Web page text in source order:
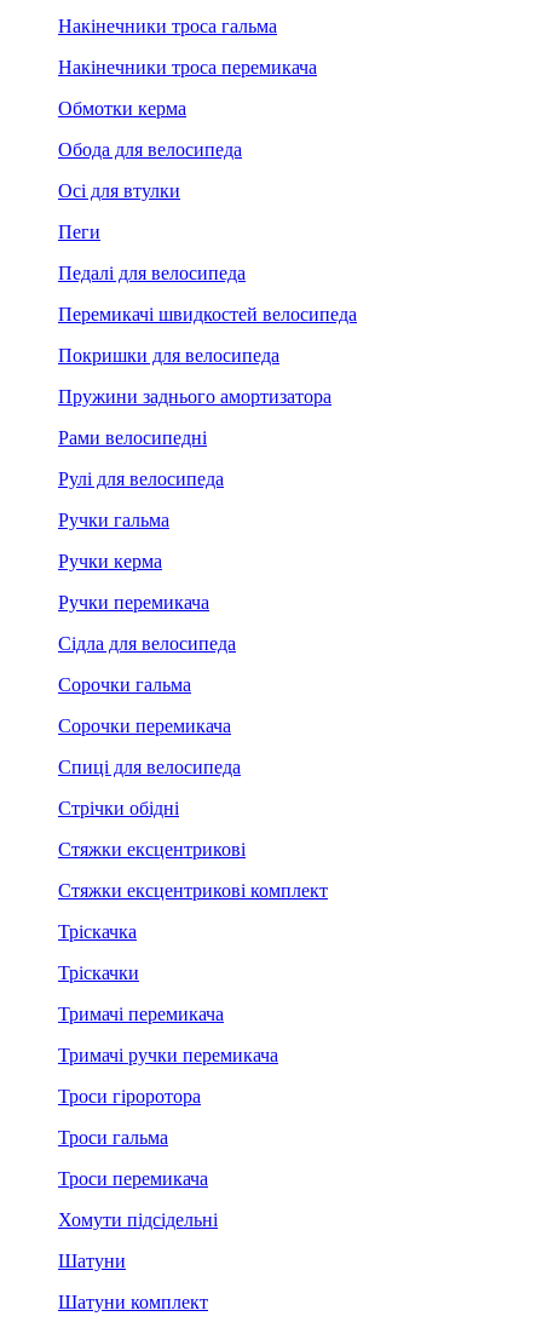
Накінечники троса гальма
Накінечники троса перемикача
Обмотки керма
Обода для велосипеда
Осі для втулки
Пеги
Педалі для велосипеда
Перемикачі швидкостей велосипеда
Покришки для велосипеда
Пружини заднього амортизатора
Рами велосипедні
Рулі для велосипеда
Ручки гальма
Ручки керма
Ручки перемикача
Сідла для велосипеда
Сорочки гальма
Сорочки перемикача
Спиці для велосипеда
Стрічки обідні
Стяжки ексцентрикові
Стяжки ексцентрикові комплект
Тріскачка
Тріскачки
Тримачі перемикача
Тримачі ручки перемикача
Троси гіроротора
Троси гальма
Троси перемикача
Хомути підсідельні
Шатуни
Шатуни комплект